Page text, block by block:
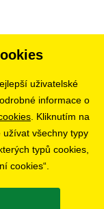
uživatelské
informace o
. Kliknutím na
užívat všechny typy
typů cookies,
cookies“.